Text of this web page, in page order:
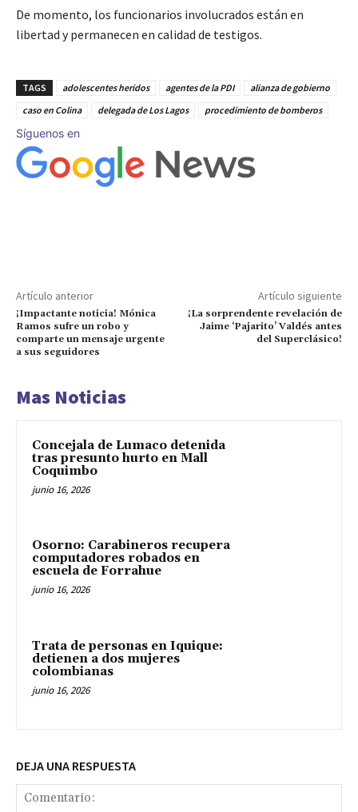
De momento, los funcionarios involucrados están en
libertad y permanecen en calidad de testigos.
TAGS adolescentes heridos agentes de la PDI
alianza de gobierno
caso en Colina
delegada de Los Lagos procedimiento de bomberos
Síguenos en
Artículo anterior
¡Impactante noticia! Mónica
Ramos sufre un robo y
comparte un mensaje urgente
a sus seguidores
Artículo siguiente
¡La sorprendente revelación de
Jaime ‘Pajarito’ Valdés antes
del Superclásico!
Mas Noticias
Concejala de Lumaco detenida
tras presunto hurto en Mall
Coquimbo
junio 16, 2026
Osorno: Carabineros recupera
computadores robados en
escuela de Forrahue
junio 16, 2026
Trata de personas en Iquique:
detienen a dos mujeres
colombianas
junio 16, 2026
DEJA UNA RESPUESTA